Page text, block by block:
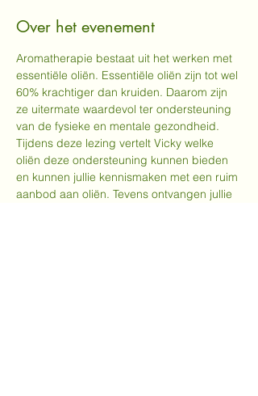
Over het evenement
Aromatherapie bestaat uit het werken met
essentiële oliën. Essentiële oliën zijn tot wel
60% krachtiger dan kruiden. Daarom zijn
ze uitermate waardevol ter ondersteuning
van de fysieke en mentale gezondheid.
Tijdens deze lezing vertelt Vicky welke
oliën deze ondersteuning kunnen bieden
en kunnen jullie kennismaken met een ruim
aanbod aan oliën. Tevens ontvangen jullie